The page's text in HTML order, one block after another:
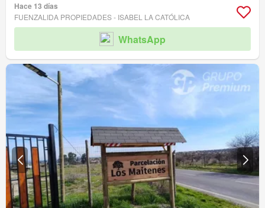
Hace 13 días
FUENZALIDA PROPIEDADES - ISABEL LA CATÓLICA
WhatsApp